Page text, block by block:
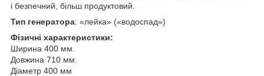
і безпечний, більш продуктовий.
Тип генератора: «лейка» («водоспад»)
Фізичні характеристики:
Ширина 400 мм.
Довжина 710 мм.
Діаметр 400 мм